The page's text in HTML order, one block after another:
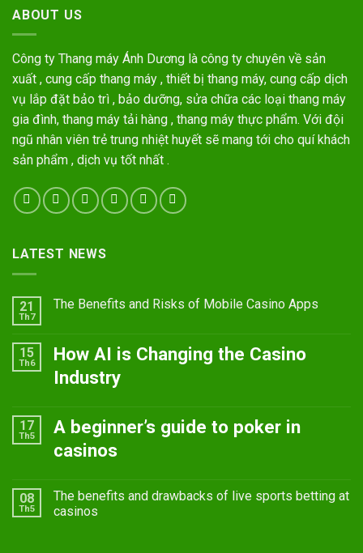
ABOUT US
Công ty Thang máy Ánh Dương là công ty chuyên về sản
xuất , cung cấp thang máy , thiết bị thang máy, cung cấp dịch
vụ lắp đặt bảo trì , bảo dưỡng, sửa chữa các loại thang máy
gia đình, thang máy tải hàng , thang máy thực phẩm. Với đội
ngũ nhân viên trẻ trung nhiệt huyết sẽ mang tới cho quí khách
sản phẩm , dịch vụ tốt nhất .
LATEST NEWS
21
Th7
The Benefits and Risks of Mobile Casino Apps
15
Th6
How AI is Changing the Casino
Industry
17
Th5
A beginner’s guide to poker in
casinos
08
Th5
The benefits and drawbacks of live sports betting at
casinos